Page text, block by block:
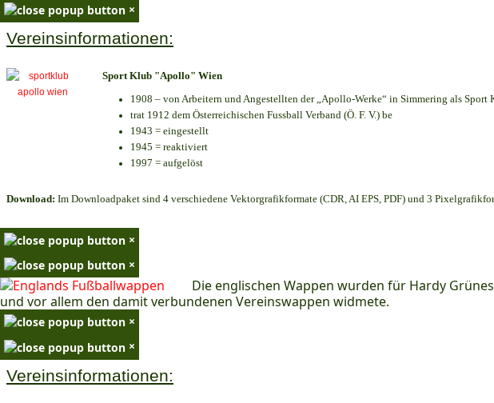
×
Vereinsinformationen:
Sport Klub "Apollo" Wien
1908 – von Arbeitern und Angestellten der „Apollo-Werke“ in Simmering als
trat 1912 dem Österreichischen Fussball Verband (Ö. F. V.) be
1943 = eingestellt
1945 = reaktiviert
1997 = aufgelöst
Download: Im Downloadpaket sind 4 verschiedene Vektorgrafikformate (CDR, AI EPS, PDF) und 3
×
×
Die englischen Wappen wurden für Hardy
und vor allem den damit verbundenen Vereinswappen widmete.
×
×
Vereinsinformationen: